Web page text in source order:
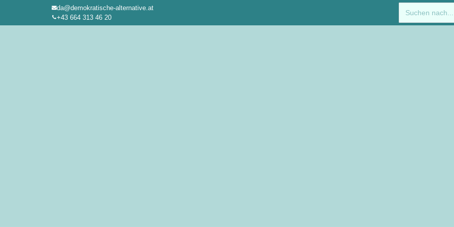
da@demokratische-alternative.at
+43 664 313 46 20